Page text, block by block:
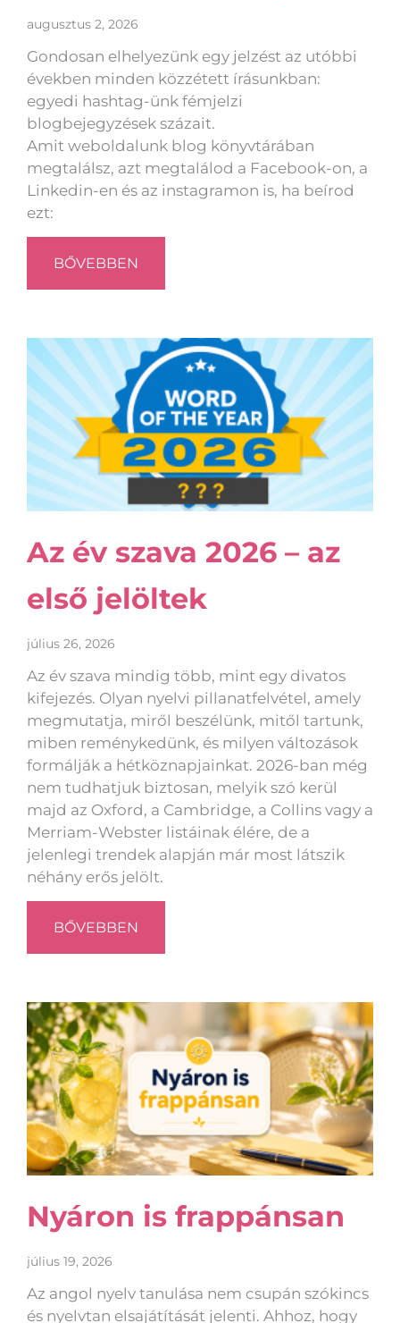
augusztus 2, 2026
Gondosan elhelyezünk egy jelzést az utóbbi
években minden közzétett írásunkban:
egyedi hashtag-ünk fémjelzi
blogbejegyzések százait.
Amit weboldalunk blog könyvtárában
megtalálsz, azt megtalálod a Facebook-on, a
Linkedin-en és az instagramon is, ha beírod
ezt:
BŐVEBBEN
Az év szava 2026 – az
első jelöltek
július 26, 2026
Az év szava mindig több, mint egy divatos
kifejezés. Olyan nyelvi pillanatfelvétel, amely
megmutatja, miről beszélünk, mitől tartunk,
miben reménykedünk, és milyen változások
formálják a hétköznapjainkat. 2026-ban még
nem tudhatjuk biztosan, melyik szó kerül
majd az Oxford, a Cambridge, a Collins vagy a
Merriam-Webster listáinak élére, de a
jelenlegi trendek alapján már most látszik
néhány erős jelölt.
BŐVEBBEN
Nyáron is frappánsan
július 19, 2026
Az angol nyelv tanulása nem csupán szókincs
és nyelvtan elsajátítását jelenti. Ahhoz, hogy